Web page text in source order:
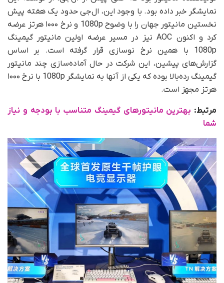
نمایشگر خبر داده بود. با وجود این، ال‌جی حدود یک هفته پیش
نخستین مانیتور جهان را با وضوح 1080p و نرخ ۱۰۰۰ هرتز عرضه
کرد و اکنون AOC نیز در مسیر عرضه اولین مانیتور گیمینگ
1080p با همین نرخ نوسازی قرار گرفته است. بر اساس
گزارش‌های پیشین، این شرکت در حال آماده‌سازی چند مانیتور
گیمینگ رده‌بالا بوده که یکی از آنها به نمایشگر 1080p با نرخ ۱۰۰۰
هرتز مجهز است.
مرتبط: بهترین مانیتورهای گیمینگ متناسب با بودجه و نیاز
شما